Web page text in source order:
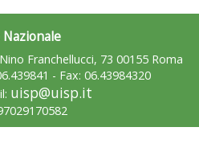
Franchellucci, 73 00155 Roma
- Fax: 06.43984320
uisp@uisp.it